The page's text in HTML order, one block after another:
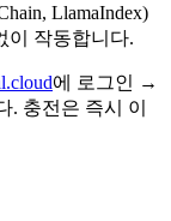
LlamaIndex)
이 작동합니다.
에 로그인 →
충전은 즉시 이